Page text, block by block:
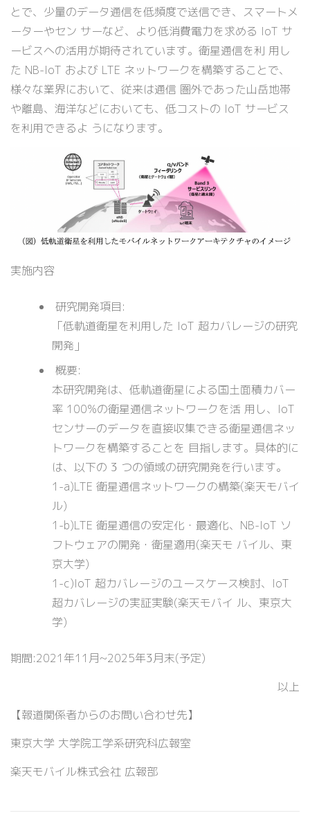
とで、少量のデータ通信を低頻度で送信でき、スマートメ
ーターやセン サーなど、より低消費電力を求める IoT サ
ービスへの活用が期待されています。衛星通信を利 用し
た NB-IoT および LTE ネットワークを構築することで、
様々な業界において、従来は通信 圏外であった山岳地帯
や離島、海洋などにおいても、低コストの IoT サービス
を利用できるよ うになります。
実施内容
研究開発項目:
「低軌道衛星を利用した IoT 超カバレージの研究
開発」
概要:
本研究開発は、低軌道衛星による国土面積カバー
率 100%の衛星通信ネットワークを活 用し、IoT
センサーのデータを直接収集できる衛星通信ネッ
トワークを構築することを 目指します。具体的に
は、以下の 3 つの領域の研究開発を行います。
1-a)LTE 衛星通信ネットワークの構築(楽天モバイ
ル)
1-b)LTE 衛星通信の安定化・最適化、NB-IoT ソ
フトウェアの開発・衛星適用(楽天モ バイル、東
京大学)
1-c)IoT 超カバレージのユースケース検討、IoT
超カバレージの実証実験(楽天モバイ ル、東京大
学)
期間:2021年11月~2025年3月末(予定)
以上
【報道関係者からのお問い合わせ先】
東京大学 大学院工学系研究科広報室
楽天モバイル株式会社 広報部